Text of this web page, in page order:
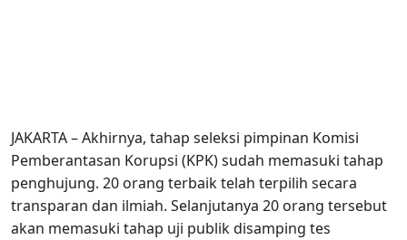
JAKARTA – Akhirnya, tahap seleksi pimpinan Komisi
Pemberantasan Korupsi (KPK) sudah memasuki tahap
penghujung. 20 orang terbaik telah terpilih secara
transparan dan ilmiah. Selanjutanya 20 orang tersebut
akan memasuki tahap uji publik disamping tes